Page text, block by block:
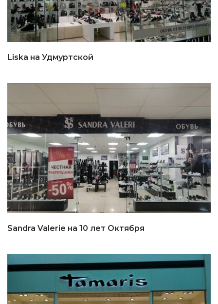
Liska на Удмуртской
Sandra Valerie на 10 лет Октября